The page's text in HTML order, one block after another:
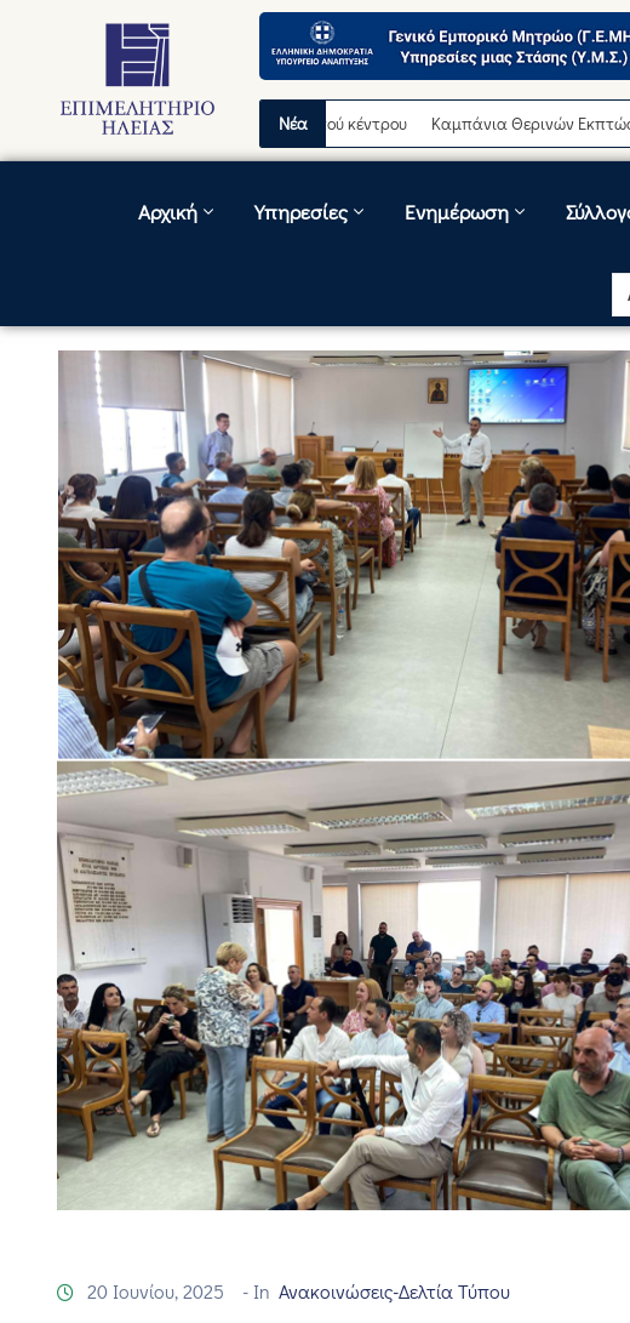
Νέα
διακοπή λειτουργίας τηλεφωνικού κέντρου Καμπάνια Θερινών Εκπτώσεων
Αρχική Υπηρεσίες Ενημέρωση
20 Ιουνίου, 2025 - In Ανακοινώσεις-Δελτία Τύπου